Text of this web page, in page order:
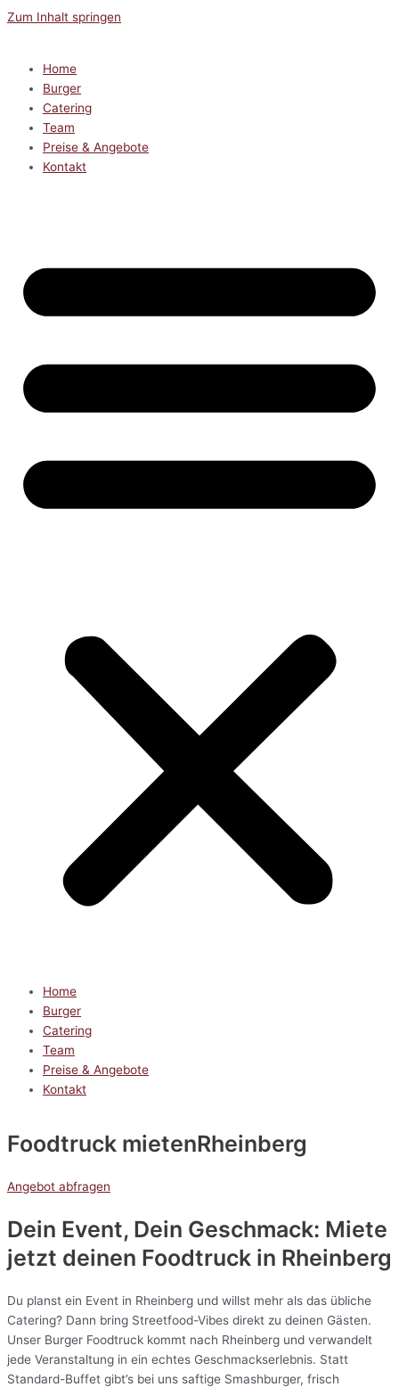
Zum Inhalt springen
Home
Burger
Catering
Team
Preise & Angebote
Kontakt
Home
Burger
Catering
Team
Preise & Angebote
Kontakt
Foodtruck mietenRheinberg
Angebot abfragen
Dein Event, Dein Geschmack: Miete
jetzt deinen Foodtruck in Rheinberg
Du planst ein Event in Rheinberg und willst mehr als das übliche
Catering? Dann bring Streetfood-Vibes direkt zu deinen Gästen.
Unser Burger Foodtruck kommt nach Rheinberg und verwandelt
jede Veranstaltung in ein echtes Geschmackserlebnis. Statt
Standard-Buffet gibt’s bei uns saftige Smashburger, frisch